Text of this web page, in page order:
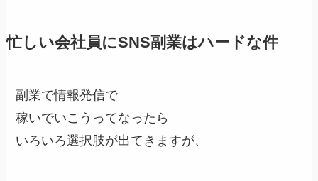
忙しい会社員にSNS副業はハードな件
副業で情報発信で
稼いでいこうってなったら
いろいろ選択肢が出てきますが、